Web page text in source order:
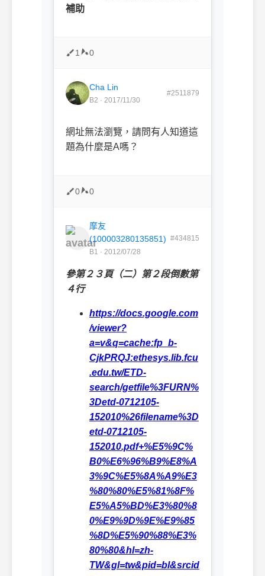
補助
1 0
Cha Lin
B2 · 2017/11/30
#2511879
網址無法瀏覽，請問有人知道這
題為什麼是A嗎？
0 0
摩友
(100003280135851)
B1 · 2012/07/28
#434815
參第２３頁（二）第２段倒數第
４行
https://docs.google.com
/viewer?
a=v&q=cache:fp_b-
CjkPRQJ:ethesys.lib.fcu
.edu.tw/ETD-
search/getfile%3FURN%
3Detd-0712105-
152010%26filename%3D
etd-0712105-
152010.pdf+%E5%9C%
B0%E6%96%B9%E8%A
3%9C%E5%8A%A9%E3
%80%80%E5%81%8F%
E5%A5%BD%E3%80%8
0%E9%9D%9E%E9%85
%8D%E5%90%88%E3%
80%80&hl=zh-
TW&gl=tw&pid=bl&srcid